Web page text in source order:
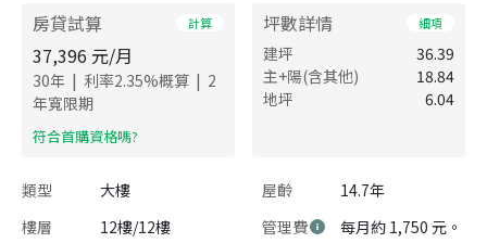
房貸試算 計算
37,396 元/月
30年 | 利率2.35%概算 | 2
年寬限期
​符合首購資格嗎?
坪數詳情 細項
建坪
36.39
主+陽(含其他)
18.84
地坪
6.04
類型 大樓 屋齡
14.7年
樓層
12樓/12樓 管理費
每月約 1,750 元。